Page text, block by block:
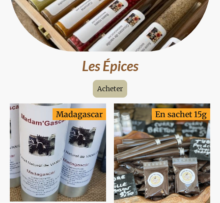
Les Épices
Acheter
Madagascar En sachet 15g